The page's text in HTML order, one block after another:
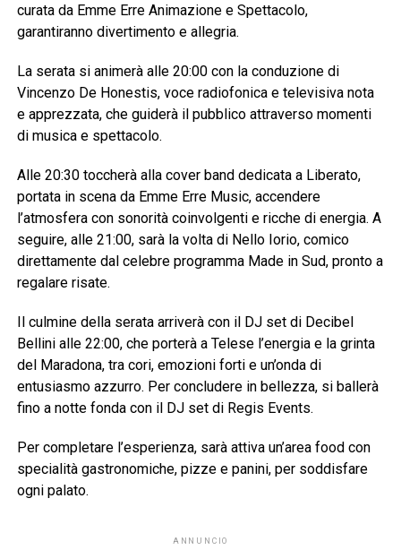
curata da Emme Erre Animazione e Spettacolo,
garantiranno divertimento e allegria.
La serata si animerà alle 20:00 con la conduzione di
Vincenzo De Honestis, voce radiofonica e televisiva nota
e apprezzata, che guiderà il pubblico attraverso momenti
di musica e spettacolo.
Alle 20:30 toccherà alla cover band dedicata a Liberato,
portata in scena da Emme Erre Music, accendere
l’atmosfera con sonorità coinvolgenti e ricche di energia. A
seguire, alle 21:00, sarà la volta di Nello Iorio, comico
direttamente dal celebre programma Made in Sud, pronto a
regalare risate.
Il culmine della serata arriverà con il DJ set di Decibel
Bellini alle 22:00, che porterà a Telese l’energia e la grinta
del Maradona, tra cori, emozioni forti e un’onda di
entusiasmo azzurro. Per concludere in bellezza, si ballerà
fino a notte fonda con il DJ set di Regis Events.
Per completare l’esperienza, sarà attiva un’area food con
specialità gastronomiche, pizze e panini, per soddisfare
ogni palato.
ANNUNCIO